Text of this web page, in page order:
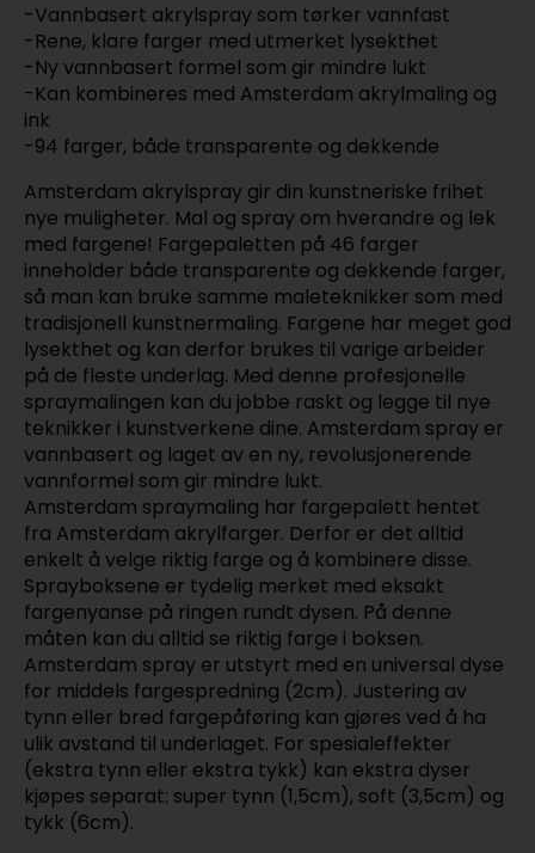
-Vannbasert akrylspray som tørker vannfast
-Rene, klare farger med utmerket lysekthet
-Ny vannbasert formel som gir mindre lukt
-Kan kombineres med Amsterdam akrylmaling og
ink
-94 farger, både transparente og dekkende
Amsterdam akrylspray gir din kunstneriske frihet
nye muligheter. Mal og spray om hverandre og lek
med fargene! Fargepaletten på 46 farger
inneholder både transparente og dekkende farger,
så man kan bruke samme maleteknikker som med
tradisjonell kunstnermaling. Fargene har meget god
lysekthet og kan derfor brukes til varige arbeider
på de fleste underlag. Med denne profesjonelle
spraymalingen kan du jobbe raskt og legge til nye
teknikker i kunstverkene dine. Amsterdam spray er
vannbasert og laget av en ny, revolusjonerende
vannformel som gir mindre lukt.
Amsterdam spraymaling har fargepalett hentet
fra Amsterdam akrylfarger. Derfor er det alltid
enkelt å velge riktig farge og å kombinere disse.
Sprayboksene er tydelig merket med eksakt
fargenyanse på ringen rundt dysen. På denne
måten kan du alltid se riktig farge i boksen.
Amsterdam spray er utstyrt med en universal dyse
for middels fargespredning (2cm). Justering av
tynn eller bred fargepåføring kan gjøres ved å ha
ulik avstand til underlaget. For spesialeffekter
(ekstra tynn eller ekstra tykk) kan ekstra dyser
kjøpes separat: super tynn (1,5cm), soft (3,5cm) og
tykk (6cm).